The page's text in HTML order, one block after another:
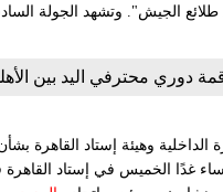
طلائع الجيش". وتشهد الجولة
دوري محترفي اليد بين
وهيئة إستاد القاهرة
غدًا الخميس في إستاد القاهرة